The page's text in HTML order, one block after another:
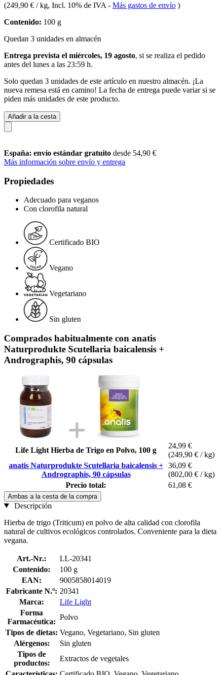
(249,90 € / kg, Incl. 10% de IVA - Más gastos de envío )
Contenido: 100 g
Quedan 3 unidades en almacén
Entrega prevista el miércoles, 19 agosto, si se realiza el pedido
antes del lunes a las 23:59 h.
Solo quedan 3 unidades de este artículo en nuestro almacén. ¡La
nueva remesa está en camino! La fecha de entrega puede variar si se
piden más unidades de este producto.
Añadir a la cesta
España: envío estándar gratuito desde 54,90 €
Más información sobre envío y entrega
Propiedades
Adecuado para veganos
Con clorofila natural
Certificado BIO
Vegano
Vegetariano
Sin gluten
Comprados habitualmente con anatis
Naturprodukte Scutellaria baicalensis +
Andrographis, 90 cápsulas
Life Light Hierba de Trigo en Polvo, 100 g
24,99 €
(249,90 € / kg)
anatis Naturprodukte Scutellaria baicalensis +
Andrographis, 90 cápsulas
36,09 €
(802,00 € / kg)
Precio total:
61,08 €
Ambas a la cesta de la compra
Descripción
Hierba de trigo (Triticum) en polvo de alta calidad con clorofila
natural de cultivos ecológicos controlados. Conveniente para la dieta
vegana.
Art.-Nr.:
LL-20341
Contenido:
100 g
EAN:
9005858014019
Fabricante N.º: 20341
Marca:
Life Light
Forma
Farmacéutica:
Polvo
Tipos de dietas: Vegano, Vegetariano, Sin gluten
Alérgenos:
Sin gluten
Tipos de
productos:
Extractos de vegetales